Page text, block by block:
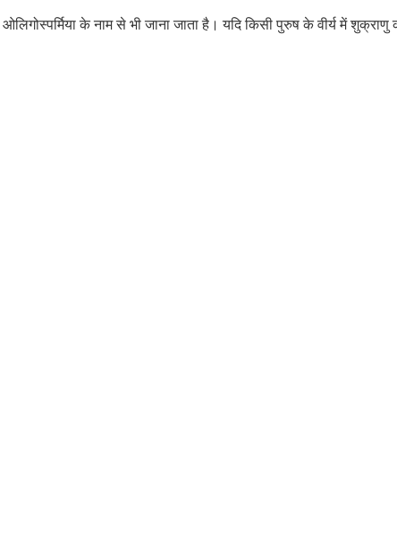
के नाम से भी जाना जाता है। यदि किसी पुरुष के वीर्य में शुक्राणु